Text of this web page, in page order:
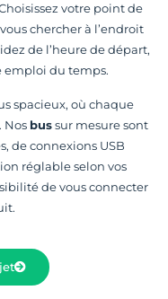
votre point de
chercher à l’endroit
de l’heure de départ,
emploi du temps.
spacieux, où chaque
Nos bussur mesure sont
de connexions USB
réglable selon vos
de vous connecter